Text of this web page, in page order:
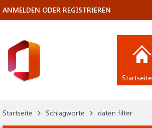
Startseite Schlagworte daten filter
ANMELDEN ODER REGISTRIEREN
Startseite